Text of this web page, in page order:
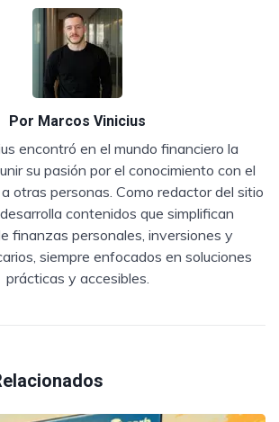
Por Marcos Vinicius
encontró en el mundo financiero la
su pasión por el conocimiento con el
otras personas. Como redactor del sitio
contenidos que simplifican
finanzas personales, inversiones y
siempre enfocados en soluciones
prácticas y accesibles.